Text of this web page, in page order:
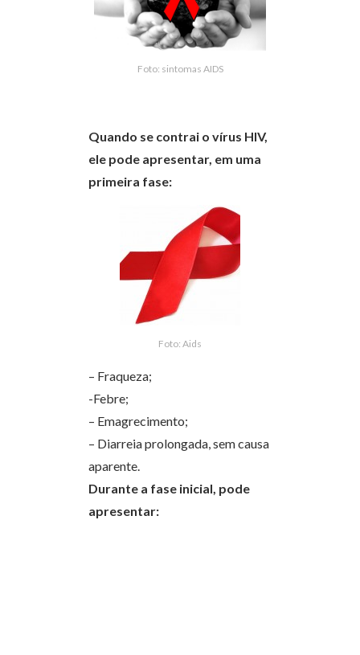
Foto: sintomas AIDS
Quando se contrai o vírus HIV,
ele pode apresentar, em uma
primeira fase:
Foto: Aids
– Fraqueza;
-Febre;
– Emagrecimento;
– Diarreia prolongada, sem causa
aparente.
Durante a fase inicial, pode
apresentar: